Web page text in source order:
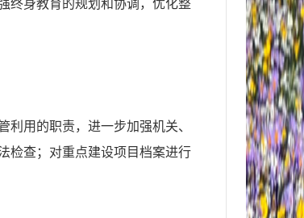
终身教育的规划和协调，优化整
用的职责，进一步加强机关、
检查；对重点建设项目档案进行